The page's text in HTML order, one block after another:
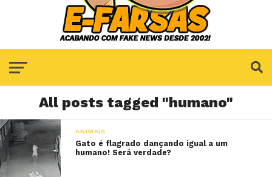
All posts tagged "humano"
ANIMAIS
Gato é flagrado dançando igual a um
humano! Será verdade?